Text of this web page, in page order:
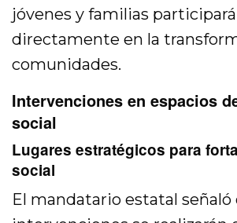
jóvenes y familias
directamente en la
comunidades.
Intervenciones en espacios
social
Lugares estratégicos para
social
El mandatario estatal señaló